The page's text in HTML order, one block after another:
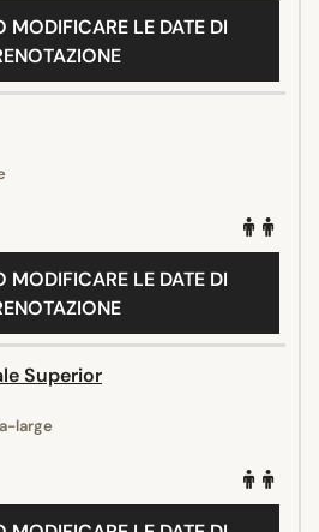
MODIFICARE LE DATE DI
MODIFICARE LE DATE DI
Superior
large